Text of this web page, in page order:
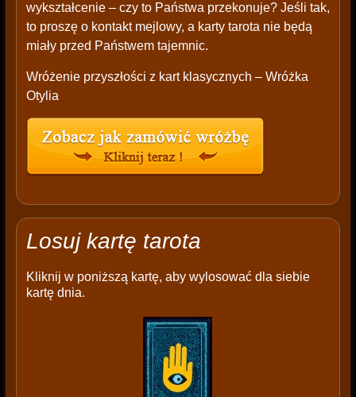
wykształcenie – czy to Państwa przekonuje? Jeśli tak,
to proszę o kontakt mejlowy, a karty tarota nie będą
miały przed Państwem tajemnic.
Wróżenie przyszłości z kart klasycznych – Wróżka
Otylia
Losuj kartę tarota
Kliknij w poniższą kartę, aby wylosować dla siebie
kartę dnia.